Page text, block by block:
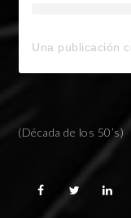
(Década de los 50’s)